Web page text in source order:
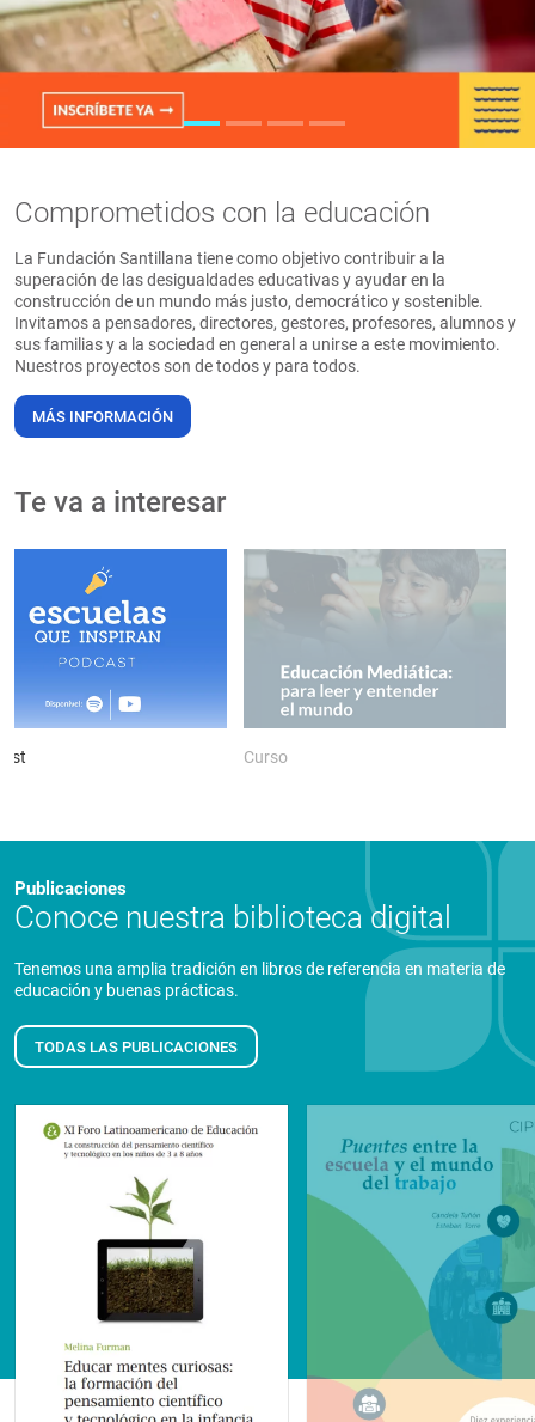
PT
Comprometidos con la educación
La Fundación Santillana tiene como objetivo contribuir a la
superación de las desigualdades educativas y ayudar en la
construcción de un mundo más justo, democrático y sostenible.
Invitamos a pensadores, directores, gestores, profesores, alumnos y
sus familias y a la sociedad en general a unirse a este movimiento.
Nuestros proyectos son de todos y para todos.
MÁS INFORMACIÓN
Te va a interesar
Curso
Publicaciones
Conoce nuestra biblioteca digital
Tenemos una amplia tradición en libros de referencia en materia de
educación y buenas prácticas.
TODAS LAS PUBLICACIONES